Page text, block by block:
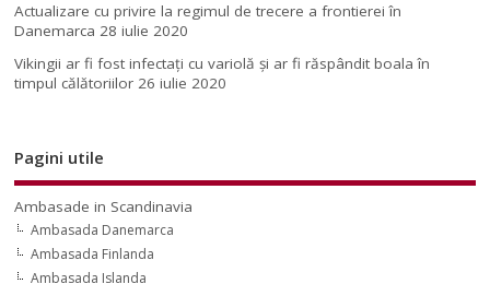
Actualizare cu privire la regimul de trecere a frontierei în
Danemarca 28 iulie 2020
Vikingii ar fi fost infectaţi cu variolă şi ar fi răspândit boala în
timpul călătoriilor 26 iulie 2020
Pagini utile
Ambasade in Scandinavia
Ambasada Danemarca
Ambasada Finlanda
Ambasada Islanda